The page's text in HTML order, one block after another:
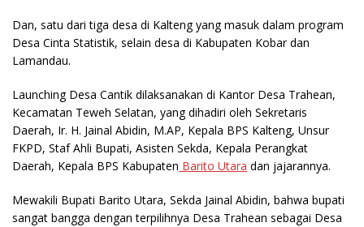
Dan, satu dari tiga desa di Kalteng yang masuk dalam program
Desa Cinta Statistik, selain desa di Kabupaten Kobar dan
Lamandau.
Launching Desa Cantik dilaksanakan di Kantor Desa Trahean,
Kecamatan Teweh Selatan, yang dihadiri oleh Sekretaris
Daerah, Ir. H. Jainal Abidin, M.AP, Kepala BPS Kalteng, Unsur
FKPD, Staf Ahli Bupati, Asisten Sekda, Kepala Perangkat
Daerah, Kepala BPS Kabupaten Barito Utara dan jajarannya.
Mewakili Bupati Barito Utara, Sekda Jainal Abidin, bahwa bupati
sangat bangga dengan terpilihnya Desa Trahean sebagai Desa